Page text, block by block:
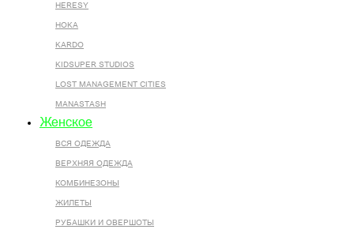
HERESY
HOKA
KARDO
KIDSUPER STUDIOS
LOST MANAGEMENT CITIES
MANASTASH
Женское
ВСЯ ОДЕЖДА
ВЕРХНЯЯ ОДЕЖДА
КОМБИНЕЗОНЫ
ЖИЛЕТЫ
РУБАШКИ И ОВЕРШОТЫ